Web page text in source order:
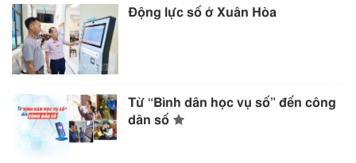
Động lực số ở Xuân Hòa
Từ “Bình dân học vụ số” đến công
dân số